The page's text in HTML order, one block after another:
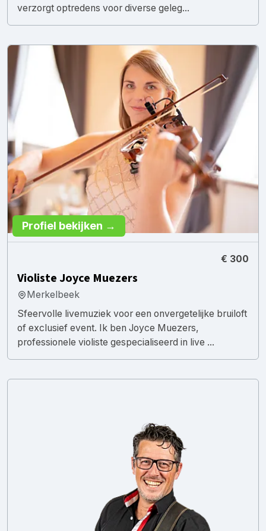
verzorgt optredens voor diverse geleg...
Profiel bekijken →
€ 300
Violiste Joyce Muezers
Merkelbeek
Sfeervolle livemuziek voor een onvergetelijke bruiloft
of exclusief event. Ik ben Joyce Muezers,
professionele violiste gespecialiseerd in live ...